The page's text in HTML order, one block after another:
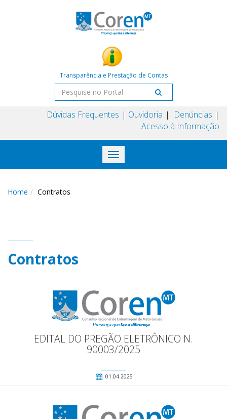
Transparência e Prestação de Contas
Dúvidas Frequentes Ouvidoria
Denúncias
Acesso à Informação
Toggle
navigation
Home Contratos
Contratos
EDITAL DO PREGÃO ELETRÔNICO N.
90003/2025
01.04.2025